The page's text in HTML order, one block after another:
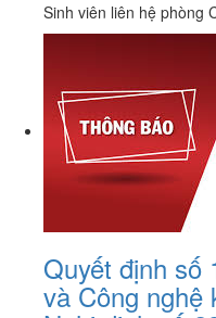
Sinh viên liên hệ phòng
Quyết định số
và Công